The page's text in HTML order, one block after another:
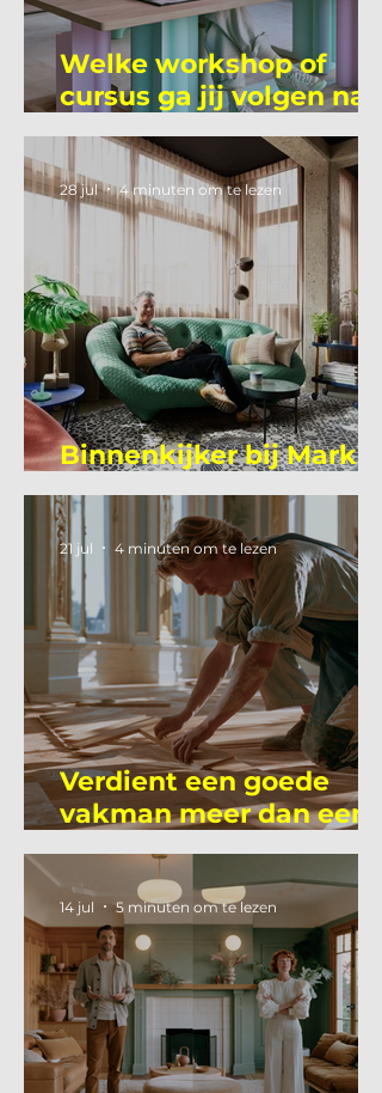
Welke workshop of
cursus ga jij volgen na
je vakantie?
Binnenkijker bij Mark
Mutsaers
28 jul 4 minuten om te lezen
Verdient een goede
vakman meer dan een
gemiddelde
academicus?
21 jul 4 minuten om te lezen
14 jul 5 minuten om te lezen